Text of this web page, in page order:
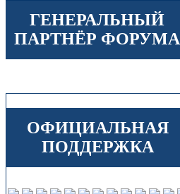
ГЕНЕРАЛЬНЫЙ
ПАРТНЁР ФОРУМА
ОФИЦИАЛЬНАЯ
ПОДДЕРЖКА